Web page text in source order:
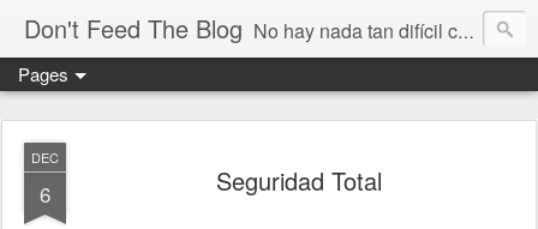
Don't Feed The Blog No hay nada tan difícil como no engañarse
Pages
DEC
6 Seguridad Total